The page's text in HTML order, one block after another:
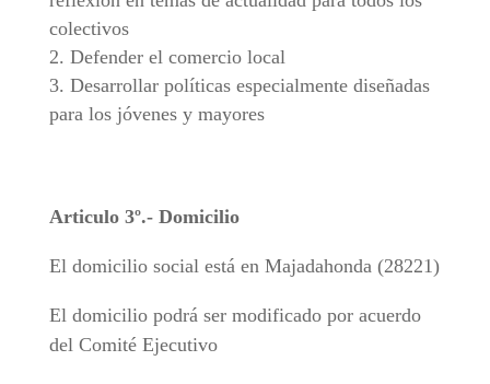
colectivos
Defender el comercio local
Desarrollar políticas especialmente diseñadas
para los jóvenes y mayores
Articulo 3º.- Domicilio
El domicilio social está en Majadahonda (28221)
El domicilio podrá ser modificado por acuerdo
del Comité Ejecutivo